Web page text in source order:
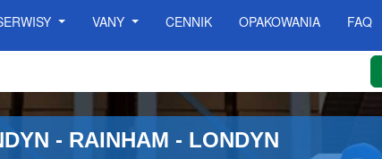
VANY CENNIK OPAKOWANIA FAQ
- RAINHAM - LONDYN